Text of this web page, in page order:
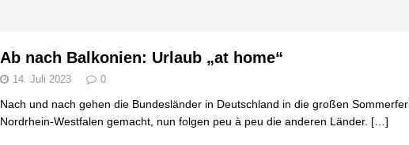
Ab nach Balkonien: Urlaub „at home“
14. Juli 2023 0
Nach und nach gehen die Bundesländer in Deutschland in die großen
Nordrhein-Westfalen gemacht, nun folgen peu à peu die anderen Länder. […]